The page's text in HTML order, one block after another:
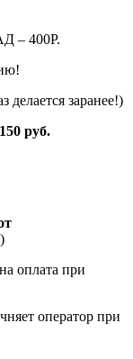
– 400Р.
делается заранее!)
руб.
оплата при
оператор при